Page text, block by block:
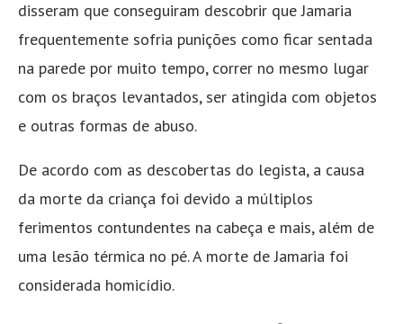
disseram que conseguiram descobrir que Jamaria
frequentemente sofria punições como ficar sentada
na parede por muito tempo, correr no mesmo lugar
com os braços levantados, ser atingida com objetos
e outras formas de abuso.
De acordo com as descobertas do legista, a causa
da morte da criança foi devido a múltiplos
ferimentos contundentes na cabeça e mais, além de
uma lesão térmica no pé. A morte de Jamaria foi
considerada homicídio.